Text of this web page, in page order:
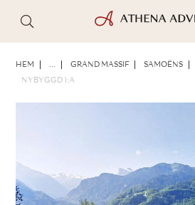
HEM ... GRAND MASSIF SAMOËNS
NYBYGGD 1:A